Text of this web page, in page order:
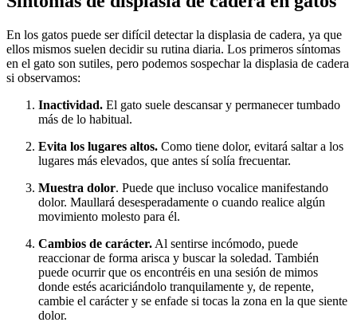
En los gatos puede ser difícil detectar la displasia de cadera, ya que
ellos mismos suelen decidir su rutina diaria. Los primeros síntomas
en el gato son sutiles, pero podemos sospechar la displasia de cadera
si observamos:
Inactividad. El gato suele descansar y permanecer tumbado
más de lo habitual.
Evita los lugares altos. Como tiene dolor, evitará saltar a los
lugares más elevados, que antes sí solía frecuentar.
Muestra dolor. Puede que incluso vocalice manifestando
dolor. Maullará desesperadamente o cuando realice algún
movimiento molesto para él.
Cambios de carácter. Al sentirse incómodo, puede
reaccionar de forma arisca y buscar la soledad. También
puede ocurrir que os encontréis en una sesión de mimos
donde estés acariciándolo tranquilamente y, de repente,
cambie el carácter y se enfade si tocas la zona en la que siente
dolor.